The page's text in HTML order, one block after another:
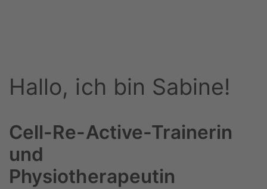
Hallo, ich bin Sabine!
Cell-Re-Active-Trainerin
und
Physiotherapeutin